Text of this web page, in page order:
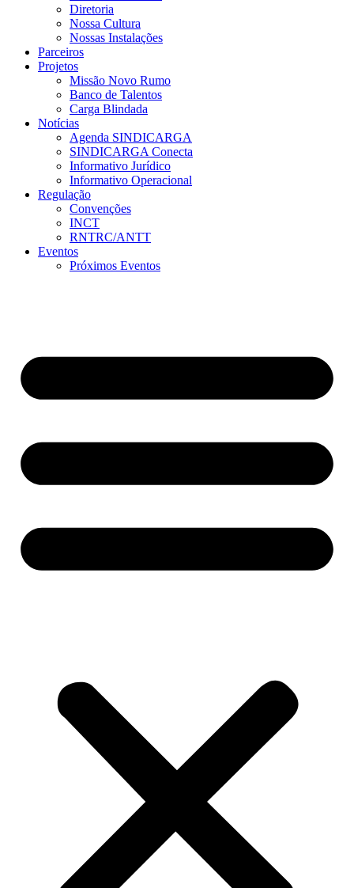
Diretoria
Nossa Cultura
Nossas Instalações
Parceiros
Projetos
Missão Novo Rumo
Banco de Talentos
Carga Blindada
Notícias
Agenda SINDICARGA
SINDICARGA Conecta
Informativo Jurídico
Informativo Operacional
Regulação
Convenções
INCT
RNTRC/ANTT
Eventos
Próximos Eventos